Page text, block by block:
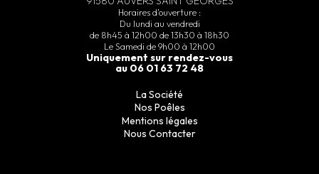
Horaires d’ouverture :
Du lundi au vendredi
de 8h45 à 12h00 de 13h30 à 18h30
Le Samedi de 9h00 à 12h00
Uniquement sur rendez-vous
au 06 01 63 72 48
La Société
Nos Poêles
Mentions légales
Nous Contacter